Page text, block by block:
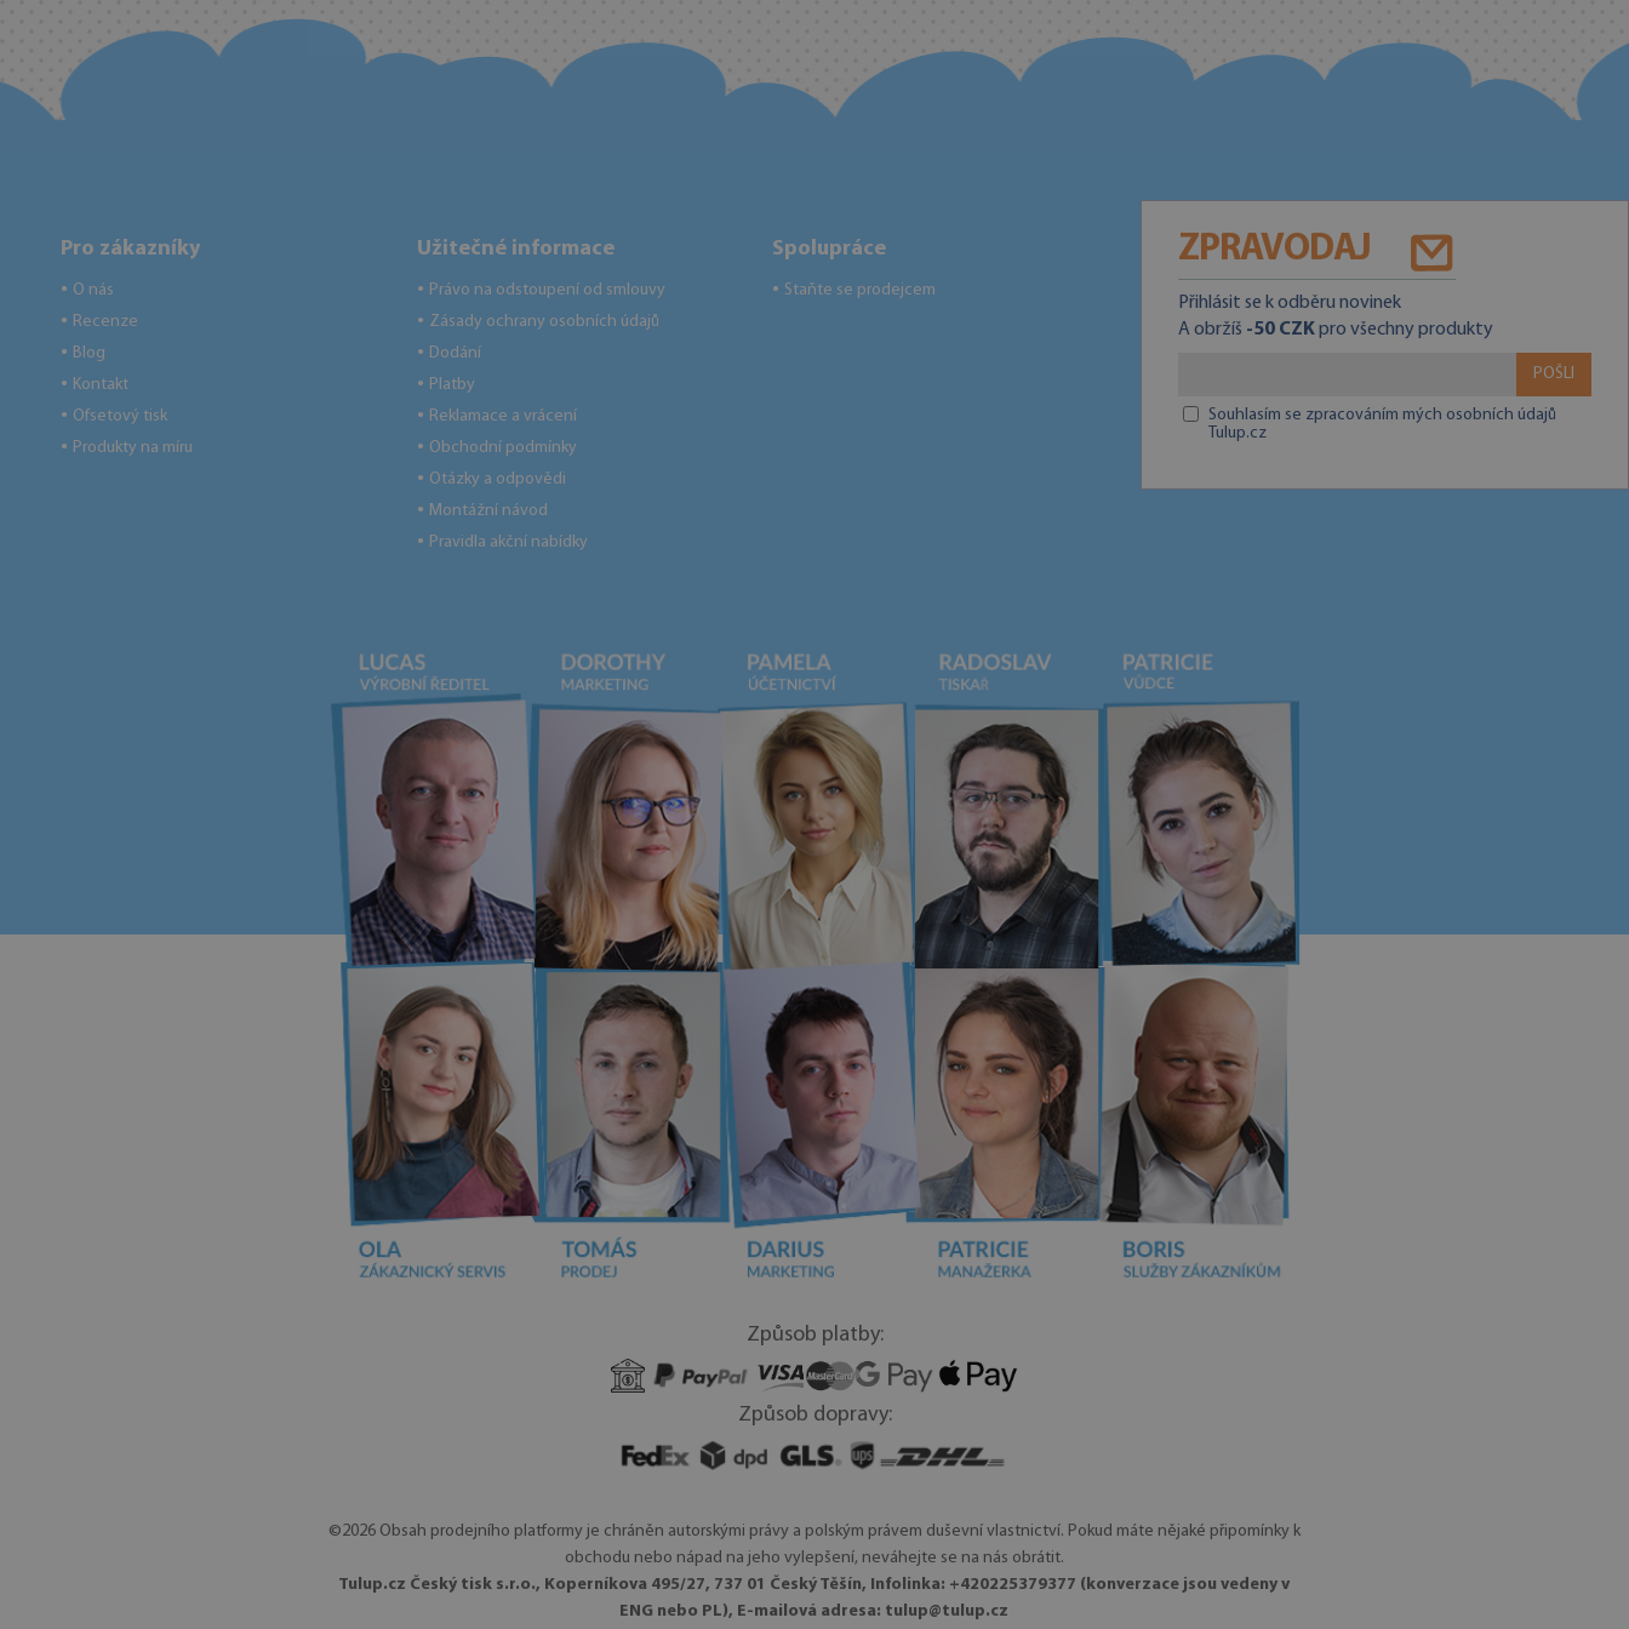
Pro zákazníky
● O nás
● Recenze
● Blog
● Kontakt
● Ofsetový tisk
● Produkty na míru
Užitečné informace
● Právo na odstoupení od smlouvy
● Zásady ochrany osobních údajů
● Dodání
● Platby
● Reklamace a vrácení
● Obchodní podmínky
● Otázky a odpovědi
● Montážní návod
● Pravidla akční nabídky
Spolupráce
● Staňte se prodejcem
ZPRAVODAJ
Přihlásit se k odběru novinek
A obržíš -50 CZKpro všechny produkty
POŠLI
Souhlasím se zpracováním mých osobních údajů
Tulup.cz
Způsob platby:
Způsob dopravy:
©2026 Obsah prodejního platformy je chráněn autorskými právy a polským právem duševní vlastnictví. Pokud máte nějaké připomínky k
obchodu nebo nápad na jeho vylepšení, neváhejte se na nás obrátit.
Tulup.cz Český tisk s.r.o., Koperníkova 495/27, 737 01 Český Těšín, Infolinka: +420225379377 (konverzace jsou vedeny v
ENG nebo PL), E-mailová adresa: tulup@tulup.cz